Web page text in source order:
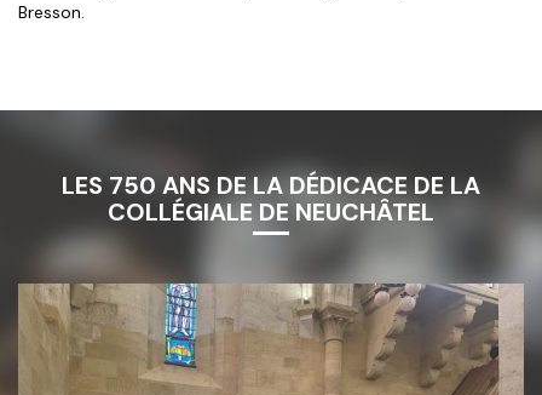
Bresson.
LES 750 ANS DE LA DÉDICACE DE LA
COLLÉGIALE DE NEUCHÂTEL